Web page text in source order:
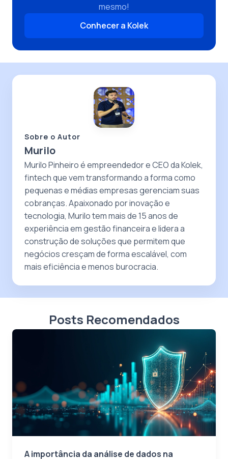
mesmo!
Conhecer a Kolek
Sobre o Autor
Murilo
Murilo Pinheiro é empreendedor e CEO da Kolek,
fintech que vem transformando a forma como
pequenas e médias empresas gerenciam suas
cobranças. Apaixonado por inovação e
tecnologia, Murilo tem mais de 15 anos de
experiência em gestão financeira e lidera a
construção de soluções que permitem que
negócios cresçam de forma escalável, com
mais eficiência e menos burocracia.
Posts Recomendados
A importância da análise de dados na